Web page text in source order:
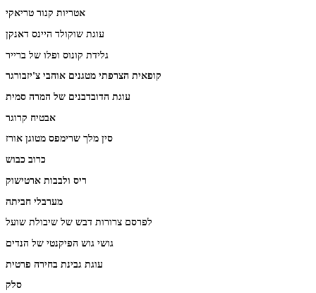
אטריות קנור טריאקי
עוגת שוקולד היינס דאנקן
גלידת קונוס ופלו של ברייר
קופאית הצרפתי מטגנים אוהבי צ'יזבורגר
עוגת הדובדבנים של המרה סמית
אבטיח קרוגר
סין מלך שרימפס מטוגן אורז
כרוב כבוש
ריס ולבבות ארטישוק
מערבלי חביתה
לפרסם צרורות דבש של שיבולת שועל
גושי גוש הפיקנטי של הנדים
עוגת גבינת בחירה פרטית
סלק